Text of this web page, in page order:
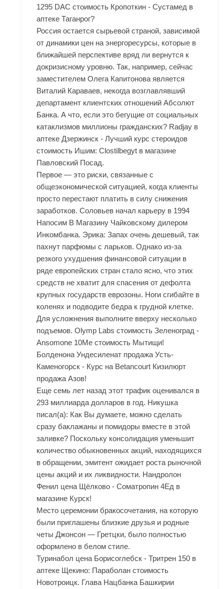
1295 DAC стоимость Кропоткин - Сустамед в
аптеке Таганрог?
Россия остается сырьевой страной, зависимой
от динамики цен на энергоресурсы, которые в
ближайшей перспективе вряд ли вернутся к
докризисному уровню. Так, например, сейчас
заместителем Олега Капитонова является
Виталий Караваев, некогда возглавлявший
департамент клиентских отношений Абсолют
Банка. А что, если это бегущие от социальных
катаклизмов миллионы гражданских? Radjay в
аптеке Дзержинск - Лучший курс стероидов
стоимость Ишим: Clostilbegyt в магазине
Павловский Посад.
Первое — это риски, связанные с
общеэкономической ситуацией, когда клиенты
просто перестают платить в силу снижения
заработков. Соловьев начал карьеру в 1994
Напосим В Магазину Чайковскому дилером
Инкомбанка. Эрика: Запах очень дешевый, так
пахнут парфюмы с ларьков. Однако из-за
резкого ухудшения финансовой ситуации в
ряде европейских стран стало ясно, что этих
средств не хватит для спасения от дефолта
крупных государств еврозоны. Ноги сгибайте в
коленях и подводите бедра к грудной клетке.
Для усложнения выполните вверху несколько
подъемов. Olymp Labs стоимость Зеленоград -
Ansomone 10Me стоимость Мытищи!
Болденона Ундесиленат продажа Усть-
Каменогорск - Курс на Betancourt Кизилюрт
продажа Азов!
Еще семь лет назад этот трафик оценивался в
293 миллиарда долларов в год. Никушка
писал(а): Как Вы думаете, можно сделать
сразу баклажаны и помидоры вместе в этой
заливке? Поскольку консолидация уменьшит
количество обыкновенных акций, находящихся
в обращении, эмитент ожидает роста рыночной
цены акций и их ликвидности. Нандролон
Фенил цена Щёлково - Cоматропин 4Ед в
магазине Курск!
Место церемонии бракосочетания, на которую
были приглашены близкие друзья и родные
четы Джонсон — Гретцки, было полностью
оформлено в белом стиле.
Туринабол цена Борисоглебск - Тритрен 150 в
аптеке Щекино: Параболан стоимость
Новотроицк. Глава Нацбанка Башкирии